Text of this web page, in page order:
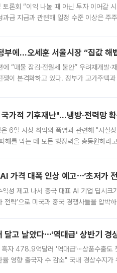
토론회 “이익 나눌 때 아닌 투자 이어갈
과급 지급과 관련해 일정 수준 이상은 주
부에…오세훈 서울시장 “집값 해
에 “매물 잠김·전월세 불안” 우려재개발
쟁이 본격화하고 있다. 정부가 고가주택
가적 기후재난"…냉방·전력망
6일 사상 최악의 폭염과 관련해 "사실
해를 막는 데 모든 행정력을 총동원하라
가격 대폭 인상 예고⋯‘초저가
익성 제고 나서 중국 대표 AI 기업 딥시
전략’으로 미국과 중국 경쟁사들을 압
달고 날았다⋯'역대급' 상반기
흑자 478.9억달러 '역대급'⋯상품수출도
영향 출국자 수 감소" 국내 경상수지